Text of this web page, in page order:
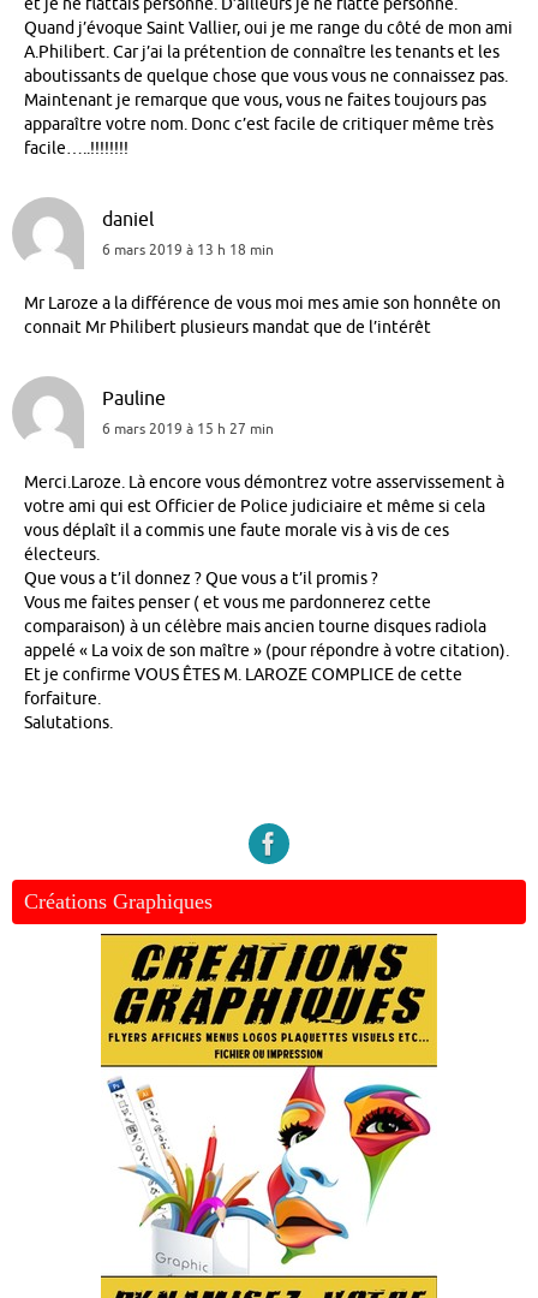
Quand j’évoque Saint Vallier, oui je me range du côté de mon ami
A.Philibert. Car j’ai la prétention de connaître les tenants et les
aboutissants de quelque chose que vous vous ne connaissez pas.
Maintenant je remarque que vous, vous ne faites toujours pas
apparaître votre nom. Donc c’est facile de critiquer même très
facile…..!!!!!!!!
daniel
6 mars 2019 à 13 h 18 min
Mr Laroze a la différence de vous moi mes amie son honnête on
connait Mr Philibert plusieurs mandat que de l’intérêt
Pauline
6 mars 2019 à 15 h 27 min
Merci.Laroze. Là encore vous démontrez votre asservissement à
votre ami qui est Officier de Police judiciaire et même si cela
vous déplaît il a commis une faute morale vis à vis de ces
électeurs.
Que vous a t’il donnez ? Que vous a t’il promis ?
Vous me faites penser ( et vous me pardonnerez cette
comparaison) à un célèbre mais ancien tourne disques radiola
appelé « La voix de son maître » (pour répondre à votre citation).
Et je confirme VOUS ÊTES M. LAROZE COMPLICE de cette
forfaiture.
Salutations.
Créations Graphiques